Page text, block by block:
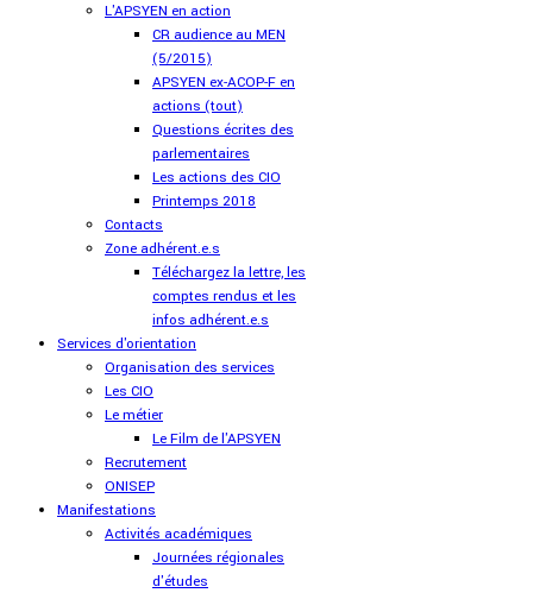
L'APSYEN en action
CR audience au MEN
(5/2015)
APSYEN ex-ACOP-F en
actions (tout)
Questions écrites des
parlementaires
Les actions des CIO
Printemps 2018
Contacts
Zone adhérent.e.s
Téléchargez la lettre, les
comptes rendus et les
infos adhérent.e.s
Services d'orientation
Organisation des services
Les CIO
Le métier
Le Film de l'APSYEN
Recrutement
ONISEP
Manifestations
Activités académiques
Journées régionales
d'études